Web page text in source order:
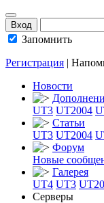
Запомнить
Регистрация |
Новости
UT3 UT2004
Статьи
UT3 UT2004
Форум
Новые
Галерея
UT4 UT3
Серверы